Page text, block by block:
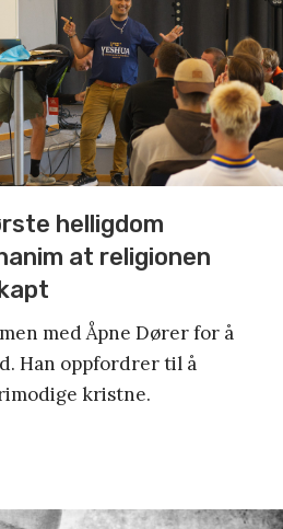
helligdom
at religionen
med Åpne Dører for å
Han oppfordrer til å
kristne.